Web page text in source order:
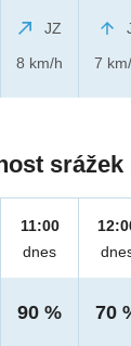
JZ
8 km/h
7
srážek
11:00
dnes
90 % 70